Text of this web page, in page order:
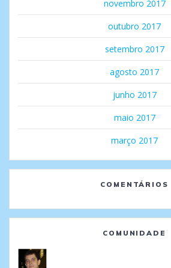
novembro 2017
outubro 2017
setembro 2017
agosto 2017
junho 2017
maio 2017
março 2017
COMENTÁRIOS
COMUNIDADE